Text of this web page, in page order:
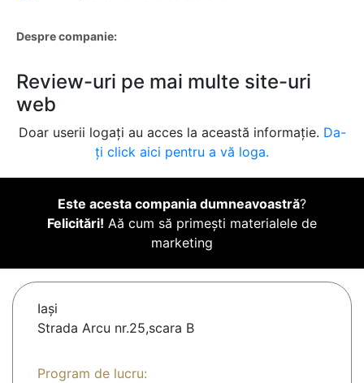
Despre companie:
Review-uri pe mai multe site-uri
web
Doar userii logați au acces la această informație. Da-
ți click aici pentru a vă loga.
Este acesta compania dumneavoastră?
Felicitări! Aă cum să primești materialele de
marketing
Iaşi
Strada Arcu nr.25,scara B
Program de lucru: